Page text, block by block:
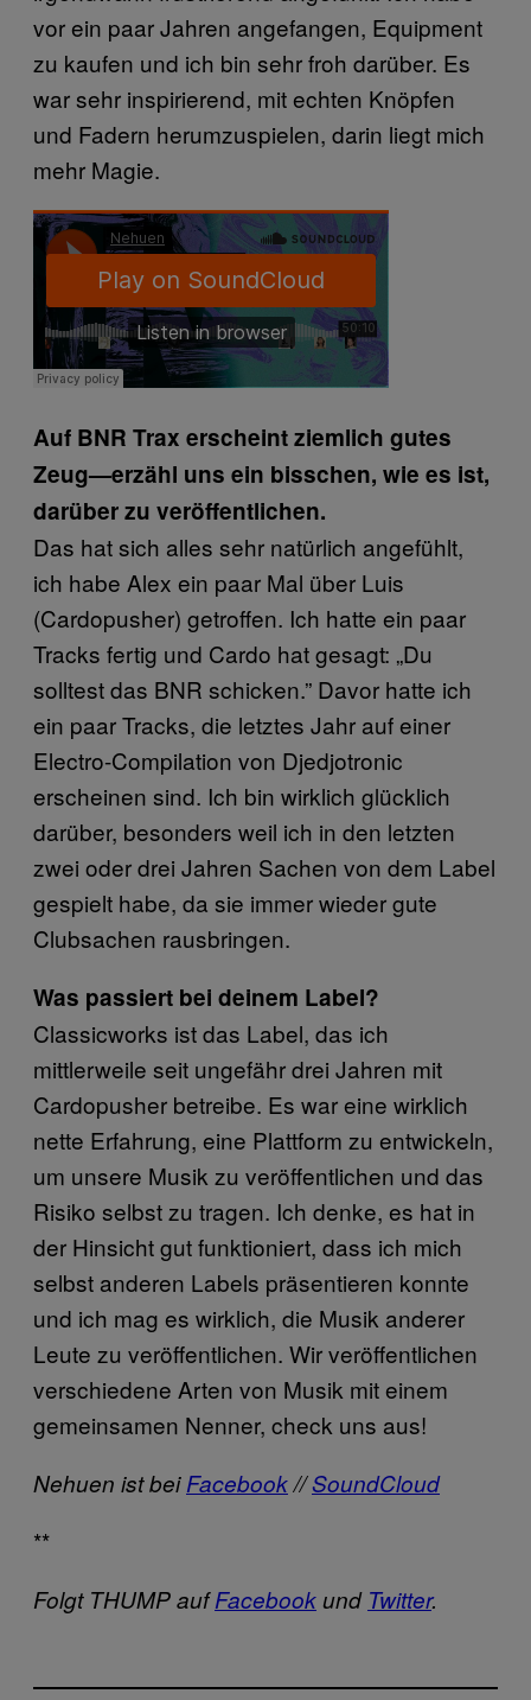
vor ein paar Jahren angefangen, Equipment
zu kaufen und ich bin sehr froh darüber. Es
war sehr inspirierend, mit echten Knöpfen
und Fadern herumzuspielen, darin liegt mich
mehr Magie.
Auf BNR Trax erscheint ziemlich gutes
Zeug—erzähl uns ein bisschen, wie es ist,
darüber zu veröffentlichen.
Das hat sich alles sehr natürlich angefühlt,
ich habe Alex ein paar Mal über Luis
(Cardopusher) getroffen. Ich hatte ein paar
Tracks fertig und Cardo hat gesagt: „Du
solltest das BNR schicken.” Davor hatte ich
ein paar Tracks, die letztes Jahr auf einer
Electro-Compilation von Djedjotronic
erscheinen sind. Ich bin wirklich glücklich
darüber, besonders weil ich in den letzten
zwei oder drei Jahren Sachen von dem Label
gespielt habe, da sie immer wieder gute
Clubsachen rausbringen.
Was passiert bei deinem Label?
Classicworks ist das Label, das ich
mittlerweile seit ungefähr drei Jahren mit
Cardopusher betreibe. Es war eine wirklich
nette Erfahrung, eine Plattform zu entwickeln,
um unsere Musik zu veröffentlichen und das
Risiko selbst zu tragen. Ich denke, es hat in
der Hinsicht gut funktioniert, dass ich mich
selbst anderen Labels präsentieren konnte
und ich mag es wirklich, die Musik anderer
Leute zu veröffentlichen. Wir veröffentlichen
verschiedene Arten von Musik mit einem
gemeinsamen Nenner, check uns aus!
Nehuen ist beiFacebook//SoundCloud
**
Folgt THUMP aufFacebookund Twitter.